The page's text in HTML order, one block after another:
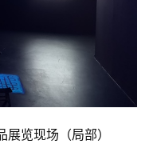
览现场（局部）